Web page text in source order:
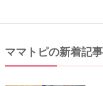
ママトピの新着記事